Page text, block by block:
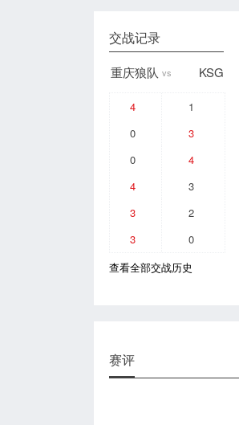
交战记录
重庆狼队 vs KSG
4
1
0
3
0
4
4
3
3
2
3
0
查看全部交战历史
赛评